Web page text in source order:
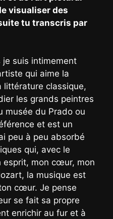
visualiser des
tu transcris par
je suis intimement
qui aime la
littérature classique,
les grands peintres
musée du Prado ou
et est un
peu à peu absorbé
qui, avec le
esprit, mon cœur, mon
la musique est
cœur. Je pense
se fait sa propre
enrichir au fur et à